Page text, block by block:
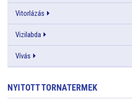
Vitorlázás
Vizilabda
Vívás
NYITOTT TORNATERMEK